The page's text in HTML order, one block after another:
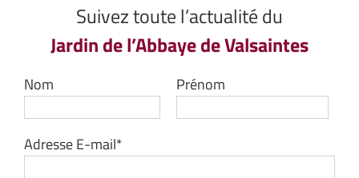
Suivez toute l’actualité du
Jardin de l’Abbaye de Valsaintes
Nom Prénom
Adresse E-mail*